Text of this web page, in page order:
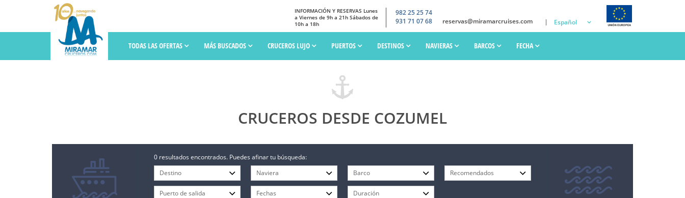
INFORMACIÓN Y RESERVAS Lunes
a Viernes de 9h a 21h Sábados de
10h a 18h
982 25 25 74
931 71 07 68
reservas@miramarcruises.com Español
TODAS LAS OFERTAS MÁS BUSCADOS CRUCEROS LUJO PUERTOS DESTINOS NAVIERAS BARCOS FECHA
CRUCEROS DESDE COZUMEL
0 resultados encontrados. Puedes afinar tu búsqueda: